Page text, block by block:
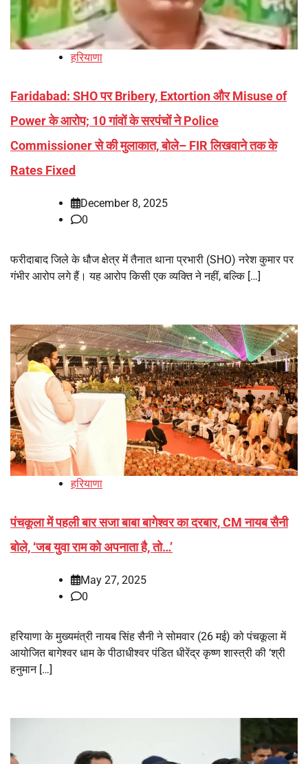
हरियाणा
Faridabad: SHO पर Bribery, Extortion और Misuse of
Power के आरोप; 10 गांवों के सरपंचों ने Police
Commissioner से की मुलाकात, बोले– FIR लिखवाने तक के
Rates Fixed
December 8, 2025
0
फरीदाबाद जिले के धौज क्षेत्र में तैनात थाना प्रभारी (SHO) नरेश कुमार पर
गंभीर आरोप लगे हैं। यह आरोप किसी एक व्यक्ति ने नहीं, बल्कि […]
हरियाणा
पंचकूला में पहली बार सजा बाबा बागेश्वर का दरबार, CM नायब सैनी
बोले, ‘जब युवा राम को अपनाता है, तो…’
May 27, 2025
0
हरियाणा के मुख्यमंत्री नायब सिंह सैनी ने सोमवार (26 मई) को पंचकूला में
आयोजित बागेश्वर धाम के पीठाधीश्वर पंडित धीरेंद्र कृष्ण शास्त्री की ‘श्री
हनुमान […]